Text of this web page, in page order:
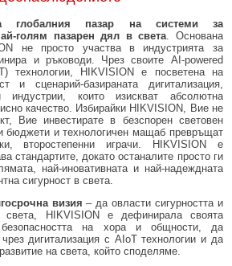
глобалния пазар на системи за
голям пазарен дял в света . Основана
не просто участва в индустрията за
и ръководи. Чрез своите AI-powered
технологии, HIKVISION е посветена на
и сценарий-базираната дигитализация,
индустрии, които изискват абсолютна
качество. Избирайки HIKVISION, Вие не
Вие инвестирате в безспорен световен
бюджети и технологичен мащаб превръщат
второстепенни играчи. HIKVISION е
стандартите, докато останалите просто ги
най-иновативната и най-надеждната
сигурност в света.
визия – да овласти сигурността и
света, HIKVISION е дефинирала своята
на хора и общности, да
дигитализация с AIoT технологии и да
на света, който споделяме.